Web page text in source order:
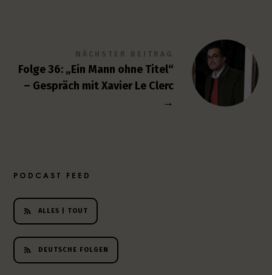
NÄCHSTER BEITRAG
Folge 36: „Ein Mann ohne Titel“
– Gespräch mit Xavier Le Clerc
→
PODCAST FEED
ALLES | TOUT
DEUTSCHE FOLGEN